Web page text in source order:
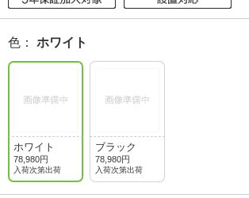
色 ： ホワイト
ホワイト
78,980円
入荷次第出荷
ブラック
78,980円
入荷次第出荷